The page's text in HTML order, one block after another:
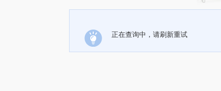
正在查询中，请刷新重试